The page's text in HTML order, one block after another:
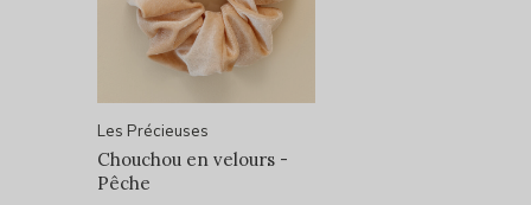
Les Précieuses
Chouchou en velours -
Pêche